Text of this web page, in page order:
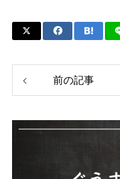
前の記事